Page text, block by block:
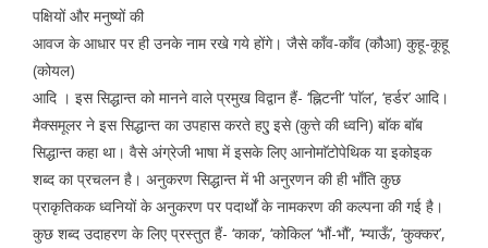
पक्षियों और मनुष्यों की
आवज के आधार पर ही उनके नाम रखे गये होंगे। जैसे काँव-काँव (कौआ) कुहू-कूहू
(कोयल)
आदि । इस सिद्धान्त को मानने वाले प्रमुख विद्वान हैं- ‘ह्निटनी’ ‘पाॅल’, ‘हर्डर’ आदि।
मैक्समूलर ने इस सिद्धान्त का उपहास करते हएु इसे (कुत्ते की ध्वनि) बाॅक बाॅब
सिद्धान्त कहा था। वैसे अंग्रेजी भाषा में इसके लिए आनोमाॅटोपेथिक या इकोइक
शब्द का प्रचलन है। अनुकरण सिद्धान्त में भी अनुरणन की ही भाँति कुछ
प्राकृतिकक ध्वनियों के अनुकरण पर पदार्थों के नामकरण की कल्पना की गई है।
कुछ शब्द उदाहरण के लिए प्रस्तुत हैं- ‘काक‘, ‘कोकिल’ ‘भौं-भौं’, ‘म्याऊँ’, ‘कुक्कर’,